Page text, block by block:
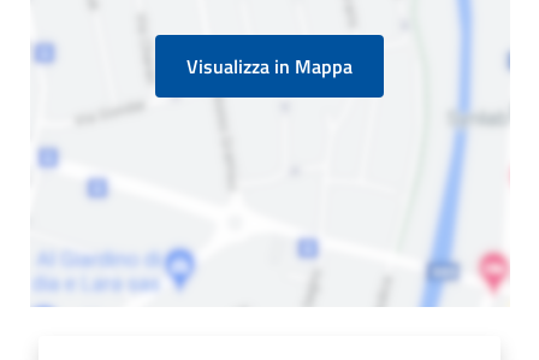
Visualizza in Mappa